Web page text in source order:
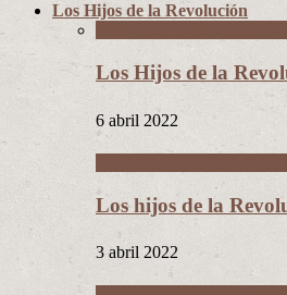
Los Hijos de la Revolución
Los Hijos de la
6 abril 2022
Los hijos de la
3 abril 2022